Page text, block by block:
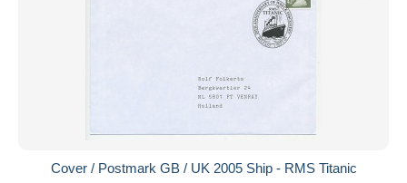
Cover / Postmark GB / UK 2005 Ship - RMS Titanic